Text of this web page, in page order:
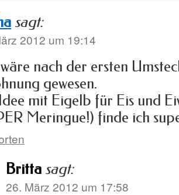
sagt:
2012 um 19:14
nach der ersten
gewesen.
mit Eigelb für Eis und
Meringue!) finde ich
Britta sagt:
26. März 2012 um 17:58